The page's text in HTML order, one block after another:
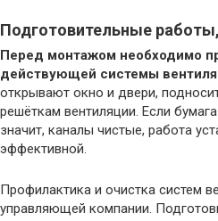
Подготовительные
Перед монтажом необходимо
действующей системы
открывают окно и двери,
решёткам вентиляции. Если
значит, каналы чистые, работа
эффективной.
Профилактика и очистка систем
управляющей компании.